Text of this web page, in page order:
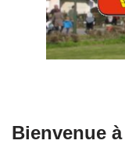
Bienvenue